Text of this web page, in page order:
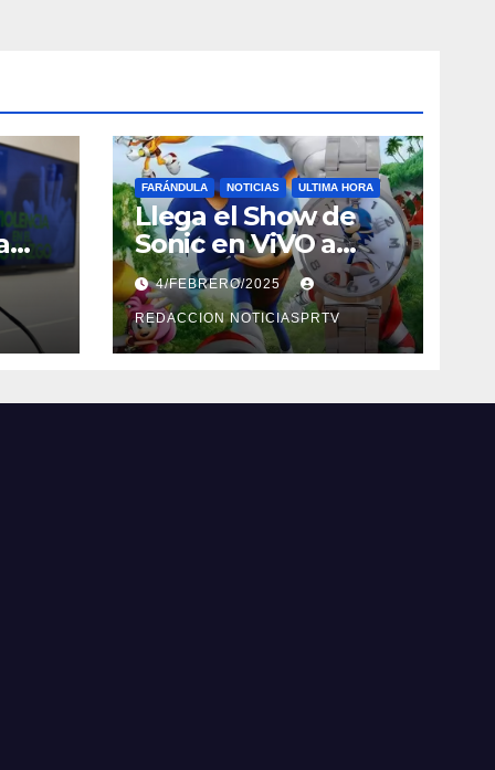
FARÁNDULA NOTICIAS ULTIMA HORA
Llega el Show de
Sonic en ViVO a
Cayey, Ponce,
Barceloneta y
Humacao, Relojes
gratis para el que
4/FEBRERO/2025
REDACCION NOTICIASPRTV